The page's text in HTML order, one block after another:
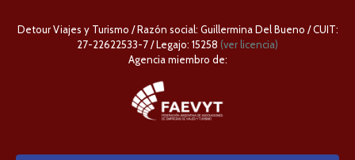
Detour Viajes y Turismo / Razón social: Guillermina Del Bueno / CUIT:
27-22622533-7 / Legajo: 15258 (ver licencia)
Agencia miembro de: